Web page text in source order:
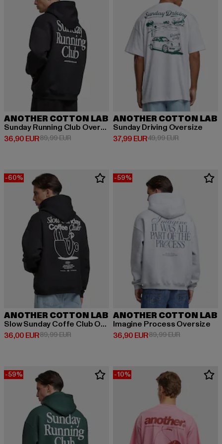
ANOTHER COTTON LAB
Sunday Running Club Oversized
36,90 EUR
Derzeitiger Preis: 36,90 EUR
89,99 EURAktionspreis: 89,99 EUR
ANOTHER COTTON LAB
Sunday Driving Oversize
37,99 EUR
Derzeitiger Preis: 37,99 EUR
49,99 EURAktionspreis:
-60%
ANOTHER COTTON LAB
Slow Sunday Coffe Club Oversize
36,00 EUR
Derzeitiger Preis: 36,00 EUR
89,99 EURAktionspreis: 89,99 EUR
-59%
ANOTHER COTTON LAB
Imagine Process Oversize
36,90 EUR
Derzeitiger Preis: 36,90 EUR
89,99 EURAktionspreis:
-59% -10%